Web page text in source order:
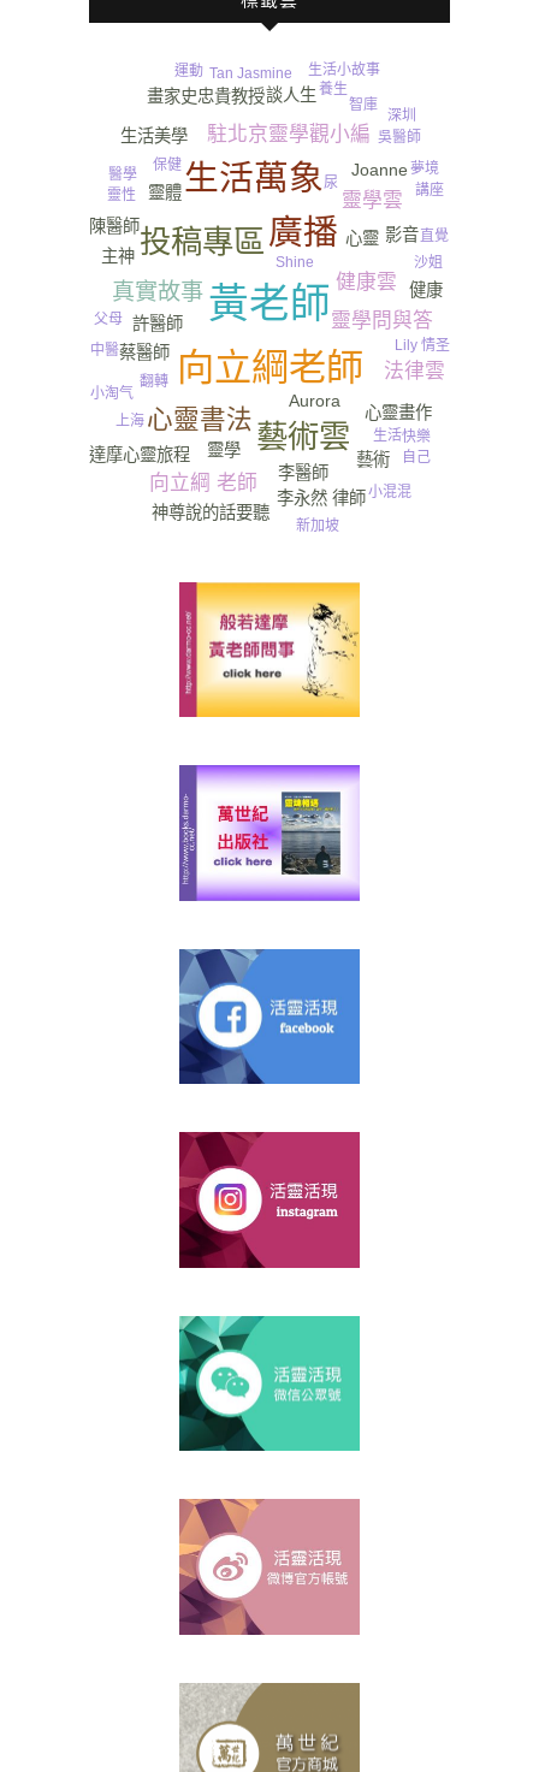
黃老師
向立綱老師
廣播
生活萬象
投稿專區
藝術雲
心靈書法
真實故事
健康雲
靈學問與答
駐北京靈學觀小編
靈學雲
向立綱 老師
法律雲
心靈
李醫師
靈體
畫家史忠貴教授
Joanne
神尊說的話要聽
靈學
蔡醫師
心靈畫作
主神
李永然 律師
影音
談人生
生活美學
Aurora
健康
陳醫師
藝術
許醫師
達摩心靈旅程
養生
Tan Jasmine
保健
上海
Lily
翻轉
沙姐
醫學
生活小故事
講座
生活
吳醫師
夢境
小淘气
父母
新加坡
直覺
Shine
中醫
智庫
靈性
自己
小混混
深圳
快樂
情圣
運動
尿